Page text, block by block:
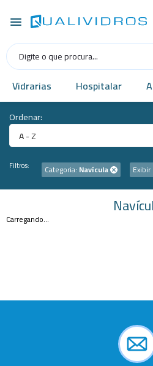
Vidrarias Hospitalar
Ordenar:
A - Z
Filtros: Categoria: Navícula
Carregando...